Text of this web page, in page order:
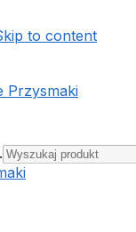
to content